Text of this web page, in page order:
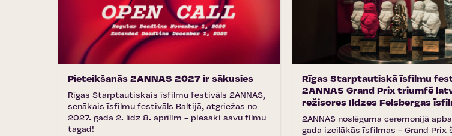
Pieteikšanās 2ANNAS 2027 ir sākusies
Rīgas Starptautiskais īsfilmu festivāls 2ANNAS,
senākais īsfilmu festivāls Baltijā, atgriežas no
2027. gada 2. līdz 8. aprīlim - piesaki savu filmu
tagad!
Rīgas Starptautiskā īsfilmu
2ANNAS Grand Prix triumfē
režisores Ildzes Felsbergas
2ANNAS noslēguma ceremonijā
gada izcilākās īsfilmas - Grand Prix